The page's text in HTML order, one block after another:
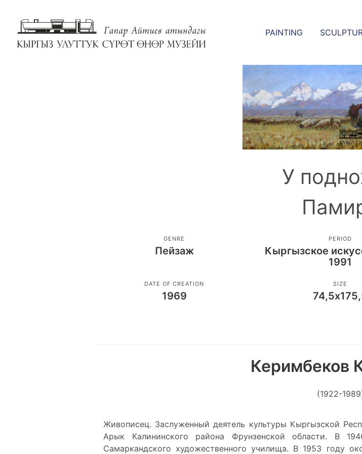
PAINTING
У
GENRE
Пейзаж
PERIOD
Кыргызское
1991
DATE OF CREATION
1969
SIZE
Керимбеков
(1922-
Живописец. Заслуженный деятель культуры Кыргызской
Арык Калининского района Фрунзенской области. В
Самаркандского художественного училища. В 1953 году